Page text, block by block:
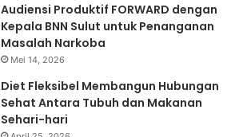
Audiensi Produktif FORWARD dengan
Kepala BNN Sulut untuk Penanganan
Masalah Narkoba
Mei 14, 2026
Diet Fleksibel Membangun Hubungan
Sehat Antara Tubuh dan Makanan
Sehari-hari